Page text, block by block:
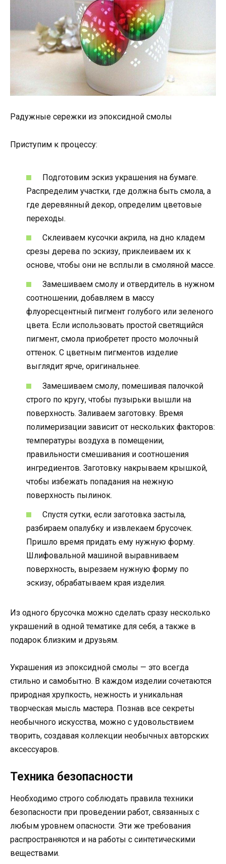
Радужные сережки из эпоксидной смолы
Приступим к процессу:
Подготовим эскиз украшения на бумаге.
Распределим участки, где должна быть смола, а
где деревянный декор, определим цветовые
переходы.
Склеиваем кусочки акрила, на дно кладем
срезы дерева по эскизу, приклеиваем их к
основе, чтобы они не всплыли в смоляной массе.
Замешиваем смолу и отвердитель в нужном
соотношении, добавляем в массу
флуоресцентный пигмент голубого или зеленого
цвета. Если использовать простой светящийся
пигмент, смола приобретет просто молочный
оттенок. С цветным пигментов изделие
выглядит ярче, оригинальнее.
Замешиваем смолу, помешивая палочкой
строго по кругу, чтобы пузырьки вышли на
поверхность. Заливаем заготовку. Время
полимеризации зависит от нескольких факторов:
температуры воздуха в помещении,
правильности смешивания и соотношения
ингредиентов. Заготовку накрываем крышкой,
чтобы избежать попадания на нежную
поверхность пылинок.
Спустя сутки, если заготовка застыла,
разбираем опалубку и извлекаем брусочек.
Пришло время придать ему нужную форму.
Шлифовальной машиной выравниваем
поверхность, вырезаем нужную форму по
эскизу, обрабатываем края изделия.
Из одного брусочка можно сделать сразу несколько
украшений в одной тематике для себя, а также в
подарок близким и друзьям.
Украшения из эпоксидной смолы — это всегда
стильно и самобытно. В каждом изделии сочетаются
природная хрупкость, нежность и уникальная
творческая мысль мастера. Познав все секреты
необычного искусства, можно с удовольствием
творить, создавая коллекции необычных авторских
аксессуаров.
Техника безопасности
Необходимо строго соблюдать правила техники
безопасности при проведении работ, связанных с
любым уровнем опасности. Эти же требования
распространяются и на работы с синтетическими
веществами.